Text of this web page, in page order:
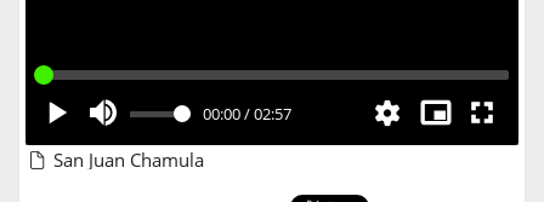
00:00/02:57
San Juan Chamula